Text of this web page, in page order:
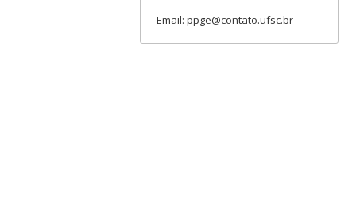
Email: ppge@contato.ufsc.br